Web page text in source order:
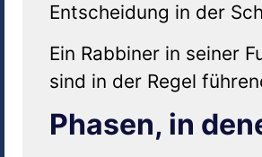
Entscheidung in der
Ein Rabbiner in seiner
sind in der Regel
Phasen, in